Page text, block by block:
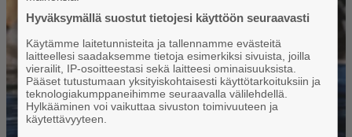
Hyväksymällä suostut tietojesi käyttöön seuraavasti
Käytämme laitetunnisteita ja tallennamme evästeitä
laitteellesi saadaksemme tietoja esimerkiksi sivuista, joilla
vierailit, IP-osoitteestasi sekä laitteesi ominaisuuksista.
Pääset tutustumaan yksityiskohtaisesti käyttötarkoituksiin ja
teknologiakumppaneihimme seuraavalla välilehdellä.
Hylkääminen voi vaikuttaa sivuston toimivuuteen ja
käytettävyyteen.